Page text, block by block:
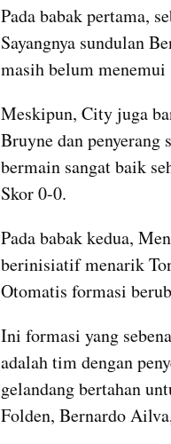
Pada babak pertama,
Sayangnya sundulan
masih belum menemui
Meskipun, City juga
Bruyne dan
bermain sangat baik
Skor 0-0.
Pada babak kedua,
berinisiatif menarik
Otomatis formasi
Ini formasi yang
adalah tim dengan
gelandang bertahan
Folden, Bernardo